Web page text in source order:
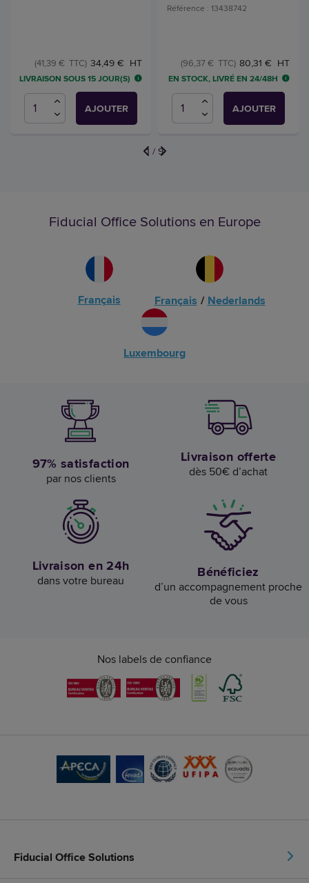
34,49 € HT
(41,39 € TTC)
LIVRAISON SOUS 15 JOUR(S)
AJOUTER
Référence : 13438742
80,31 € HT
(96,37 € TTC)
EN STOCK, LIVRÉ EN 24/48H
AJOUTER
1 / 9
Fiducial Office Solutions en Europe
Français Français / Nederlands
Luxembourg
97% satisfaction
par nos clients
Livraison offerte
dès 50€ d’achat
Livraison en 24h
dans votre bureau Bénéficiez
d’un accompagnement proche
de vous
Nos labels de confiance
Fiducial Office Solutions